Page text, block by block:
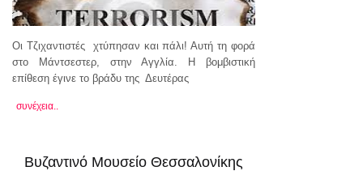
Οι Τζιχαντιστές χτύπησαν και πάλι! Αυτή τη φορά
στο Μάντσεστερ, στην Αγγλία. Η βομβιστική
επίθεση έγινε το βράδυ της Δευτέρας
συνέχεια..
Βυζαντινό Μουσείο Θεσσαλονίκης